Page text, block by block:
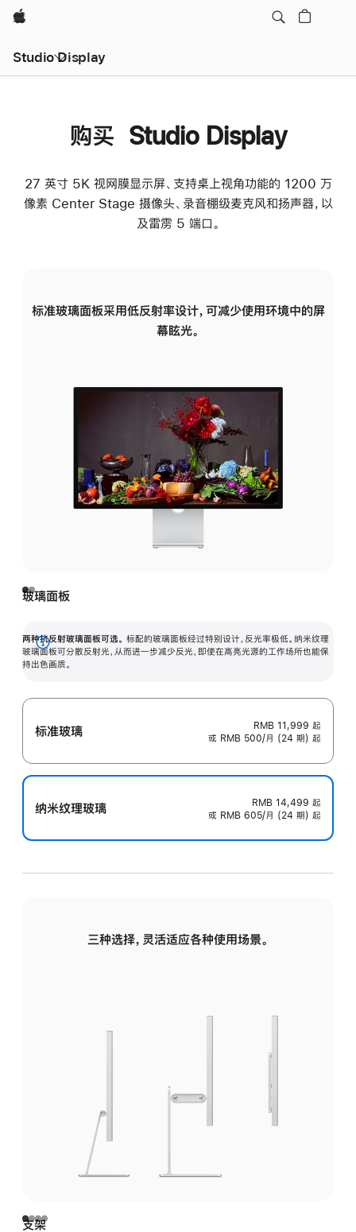
Apple
Studio Display
购买 Studio Display
27 英寸 5K 视网膜显示屏、支持桌上视角功能的 1200 万
像素 Center Stage 摄像头、录音棚级麦克风和扬声器，以
及雷雳 5 端口。
标准玻璃面板采用低反射率设计，可减少使用环境中的屏
幕眩光。
玻璃面板
两种抗反射玻璃面板可选。 标配的玻璃面板经过特别设计，反光率极低。纳米纹理
玻璃面板可分散反射光，从而进一步减少反光，即使在高亮光源的工作场所也能保
持出色画质。
展
开
标准玻璃 RMB 11,999 起
或 RMB 500/月 (24 期) 起
纳米纹理玻璃 RMB 14,499 起
或 RMB 605/月 (24 期) 起
三种选择，灵活适应各种使用场景。
支架